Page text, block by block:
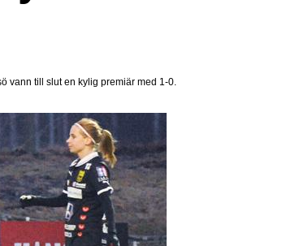
vann till slut en kylig premiär med 1-0.